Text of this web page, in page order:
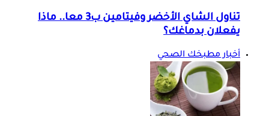
تناول الشاي الأخضر وفيتامين ب3 معا.. ماذا
يفعلان بدماغك؟
أخبار مطبخك الصحي